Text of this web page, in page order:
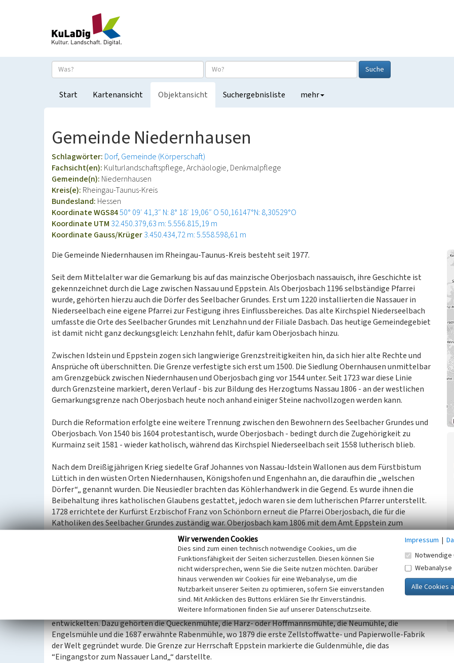
Suche
Start Kartenansicht Objektansicht Suchergebnisliste mehr
Gemeinde Niedernhausen
Schlagwörter: Dorf Gemeinde (Körperschaft)
Fachsicht(en): Kulturlandschaftspflege, Archäologie, Denkmalpflege
Gemeinde(n): Niedernhausen
Kreis(e): Rheingau-Taunus-Kreis
Bundesland: Hessen
Koordinate WGS8450° 09′ 41,3″ N: 8° 18′ 19,06″ O50,16147°N: 8,30529°O
Koordinate UTM 32.450.379,63 m: 5.556.815,19 m
Koordinate Gauss/Krüger3.450.434,72 m: 5.558.598,61 m
Die Gemeinde Niedernhausen im Rheingau-Taunus-Kreis besteht seit 1977.
Seit dem Mittelalter war die Gemarkung bis auf das mainzische Oberjosbach nassauisch, ihre Geschichte ist
gekennzeichnet durch die Lage zwischen Nassau und Eppstein. Als Oberjosbach 1196 selbständige Pfarrei
wurde, gehörten hierzu auch die Dörfer des Seelbacher Grundes. Erst um 1220 installierten die Nassauer in
Niederseelbach eine eigene Pfarrei zur Festigung ihres Einflussbereiches. Das alte Kirchspiel Niederseelbach
umfasste die Orte des Seelbacher Grundes mit Lenzhahn und der Filiale Dasbach. Das heutige Gemeindegebiet
ist damit nicht ganz deckungsgleich: Lenzhahn fehlt, dafür kam Oberjosbach hinzu.
Zwischen Idstein und Eppstein zogen sich langwierige Grenzstreitigkeiten hin, da sich hier alte Rechte und
Ansprüche oft überschnitten. Die Grenze verfestigte sich erst um 1500. Die Siedlung Obernhausen unmittelbar
am Grenzgebück zwischen Niedernhausen und Oberjosbach ging vor 1544 unter. Seit 1723 war diese Linie
durch Grenzsteine markiert, deren Verlauf - bis zur Bildung des Herzogtums Nassau 1806 - an der westlichen
Gemarkungsgrenze nach Oberjosbach heute noch anhand einiger Steine nachvollzogen werden kann.
Durch die Reformation erfolgte eine weitere Trennung zwischen den Bewohnern des Seelbacher Grundes und
Oberjosbach. Von 1540 bis 1604 protestantisch, wurde Oberjosbach - bedingt durch die Zugehörigkeit zu
Kurmainz seit 1581 - wieder katholisch, während das Kirchspiel Niederseelbach seit 1558 lutherisch blieb.
Nach dem Dreißigjährigen Krieg siedelte Graf Johannes von Nassau-Idstein Wallonen aus dem Fürstbistum
Lüttich in den wüsten Orten Niedernhausen, Königshofen und Engenhahn an, die daraufhin die „welschen
Dörfer“„ genannt wurden. Die Neusiedler brachten das Köhlerhandwerk in die Gegend. Es wurde ihnen die
Beibehaltung ihres katholischen Glaubens gestattet, jedoch waren sie dem lutherischen Pfarrer unterstellt.
1728 errichtete der Kurfürst Erzbischof Franz von Schönborn erneut die Pfarrei Oberjosbach, die für die
Katholiken des Seelbacher Grundes zuständig war. Oberjosbach kam 1806 mit dem Amt Eppstein zum
Herzogtum Nassau, 1815 wurde der Pfarrzwang aufgehoben.
Von wirtschaftlicher Bedeutung für die Dörfer des Gebietes waren die im späten 17. Jahrhundert gegründete
Eisenschmelze und das Hammerwerk bei Niedernhausen, deren Existenz jedoch - im Gegensatz zu der von
Graf Johann von Nassau-Idstein gleichzeitig geförderten Michelbacher Hütte in Aarbergen - nicht von Dauer
war. Wichtige Verkehrswege dieser Zeit waren die durch Niedernhausener Gebiet führende Eisenstraße und
Kohlenstraße, später abgelöst von der Bahn Frankfurt-Idstein und der Reichsautobahn. Zeitweilig arbeiteten
elf Mühlen im Seelbacher Grund, die heute entweder ausgegangen sind oder sich zu Industriebetrieben
entwickelten. Dazu gehörten die Queckenmühle, die Harz- oder Hoffmannsmühle, die Neumühle, die
Engelsmühle und die 1687 erwähnte Rabenmühle, wo 1879 die erste Zellstoffwatte- und Papierwolle-Fabrik
der Welt gegründet wurde. Die Grenze zur Herrschaft Eppstein markierte die Guldenmühle, die das
“Eingangstor zum Nassauer Land„“ darstellte.
Wir verwenden Cookies
Dies sind zum einen technisch notwendige Cookies, um die
Funktionsfähigkeit der Seiten sicherzustellen. Diesen können Sie
nicht widersprechen, wenn Sie die Seite nutzen möchten. Darüber
hinaus verwenden wir Cookies für eine Webanalyse, um die
Nutzbarkeit unserer Seiten zu optimieren, sofern Sie einverstanden
sind. Mit Anklicken des Buttons erklären Sie Ihr Einverständnis.
Weitere Informationen finden Sie auf unserer Datenschutzseite.
Impressum |
Notwendige
Webanalyse